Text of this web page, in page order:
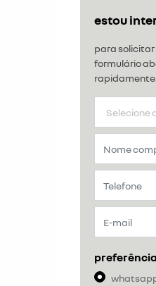
estou
para solicitar
formulário
rapidamente.